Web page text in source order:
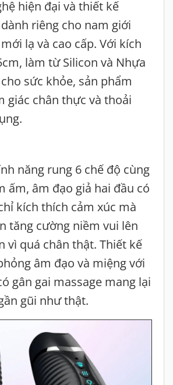
hiện đại và thiết kế
riêng cho nam giới
lạ và cao cấp. Với kích
làm từ Silicon và Nhựa
sức khỏe, sản phẩm
giác chân thực và thoải
năng rung 6 chế độ cùng
ấm, âm đạo giả hai đầu có
kích thích cảm xúc mà
tăng cường niềm vui lên
vì quá chân thật. Thiết kế
âm đạo và miệng với
gân gai massage mang lại
gũi như thật.